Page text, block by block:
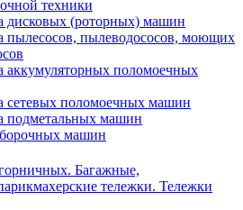
техники
дисковых (роторных) машин
пылесосов, пылеводососов, моющих
аккумуляторных поломоечных
сетевых поломоечных машин
подметальных машин
машин
Багажные,
тележки. Тележки